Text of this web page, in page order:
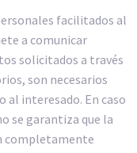
facilitados al
a comunicar
solicitados a través
son necesarios
al interesado. En caso
se garantiza que la
completamente